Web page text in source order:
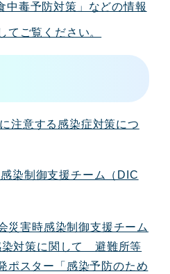
中毒予防対策」などの情報
てご覧ください。
注意する感染症対策につ
染制御支援チーム（DIC
災害時感染制御支援チーム
対策に関して 避難所等
ポスター「感染予防のため